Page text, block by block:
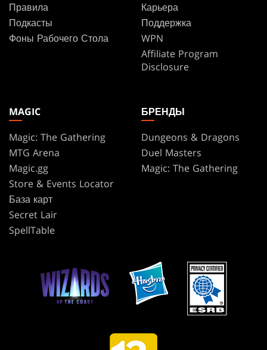
Правила
Подкасты
Фоны Рабочего Стола
Карьера
Поддержка
WPN
Affiliate Program
Disclosure
MAGIC
Magic: The Gathering
MTG Arena
Magic.gg
Store & Events Locator
База карт
Secret Lair
SpellTable
БРЕНДЫ
Dungeons & Dragons
Duel Masters
Magic: The Gathering